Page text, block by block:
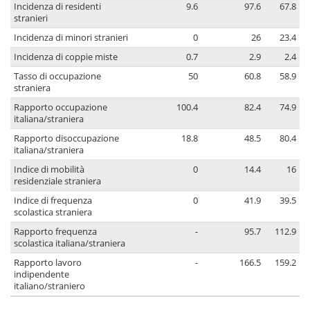
Incidenza di residenti
stranieri
9.6 97.6 67.8
Incidenza di minori stranieri 0 26
23.4
Incidenza di coppie miste
0.7 2.9
2.4
Tasso di occupazione
straniera
50 60.8 58.9
Rapporto occupazione
italiana/straniera
100.4 82.4 74.9
Rapporto disoccupazione
italiana/straniera
18.8 48.5 80.4
Indice di mobilità
residenziale straniera
0 14.4 16
Indice di frequenza
scolastica straniera
0 41.9 39.5
Rapporto frequenza
scolastica italiana/straniera
- 95.7 112.9
Rapporto lavoro
indipendente
italiano/straniero
- 166.5 159.2